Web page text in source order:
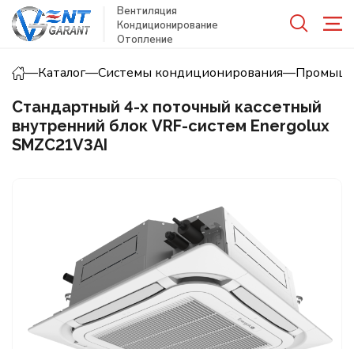
Вентиляция
Кондиционирование
Отопление
—Каталог—Системы кондиционирования—
Стандартный 4-х поточный кассетный
внутренний блок VRF-систем Energolux
SMZC21V3AI